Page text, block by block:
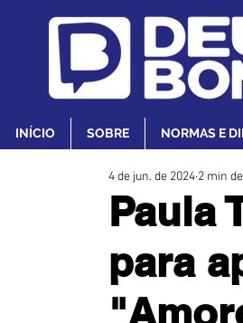
INÍCIO SOBRE NORMAS E
Paula
para
4 de jun. de 2024 2 min